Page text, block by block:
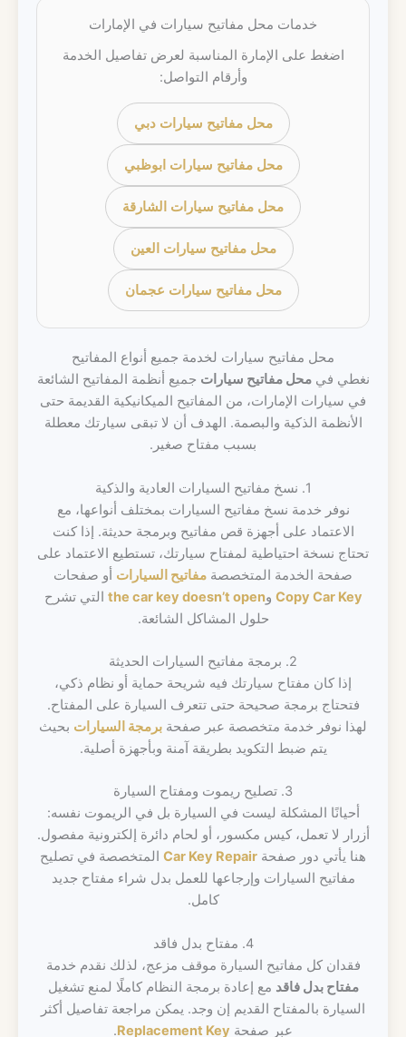
خدمات محل مفاتيح سيارات في الإمارات
اضغط على الإمارة المناسبة لعرض تفاصيل الخدمة
وأرقام التواصل:
محل مفاتيح سيارات دبي
محل مفاتيح سيارات ابوظبي
محل مفاتيح سيارات الشارقة
محل مفاتيح سيارات العين
محل مفاتيح سيارات عجمان
محل مفاتيح سيارات لخدمة جميع أنواع المفاتيح
نغطي فيمحل مفاتيح سيارات جميع أنظمة المفاتيح الشائعة
في سيارات الإمارات، من المفاتيح الميكانيكية القديمة حتى
الأنظمة الذكية والبصمة. الهدف أن لا تبقى سيارتك معطلة
بسبب مفتاح صغير.
1. نسخ مفاتيح السيارات العادية والذكية
نوفر خدمة نسخ مفاتيح السيارات بمختلف أنواعها، مع
الاعتماد على أجهزة قص مفاتيح وبرمجة حديثة. إذا كنت
تحتاج نسخة احتياطية لمفتاح سيارتك، تستطيع الاعتماد على
صفحة الخدمة المتخصصة مفاتيح السيارات أو صفحات
Copy Car Key وthe car key doesn’t open التي تشرح
حلول المشاكل الشائعة.
2. برمجة مفاتيح السيارات الحديثة
إذا كان مفتاح سيارتك فيه شريحة حماية أو نظام ذكي،
فتحتاج برمجة صحيحة حتى تتعرف السيارة على المفتاح.
لهذا نوفر خدمة متخصصة عبر صفحة برمجة السيارات بحيث
يتم ضبط التكويد بطريقة آمنة وبأجهزة أصلية.
3. تصليح ريموت ومفتاح السيارة
أحيانًا المشكلة ليست في السيارة بل في الريموت نفسه:
أزرار لا تعمل، كيس مكسور، أو لحام دائرة إلكترونية مفصول.
هنا يأتي دور صفحة Car Key Repair المتخصصة في تصليح
مفاتيح السيارات وإرجاعها للعمل بدل شراء مفتاح جديد
كامل.
4. مفتاح بدل فاقد
فقدان كل مفاتيح السيارة موقف مزعج، لذلك نقدم خدمة
مفتاح بدل فاقد مع إعادة برمجة النظام كاملًا لمنع تشغيل
السيارة بالمفتاح القديم إن وجد. يمكن مراجعة تفاصيل أكثر
عبر صفحة Replacement Key
.